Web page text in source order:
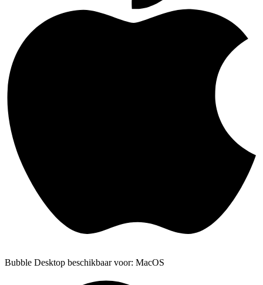
Bubble Desktop beschikbaar voor: MacOS